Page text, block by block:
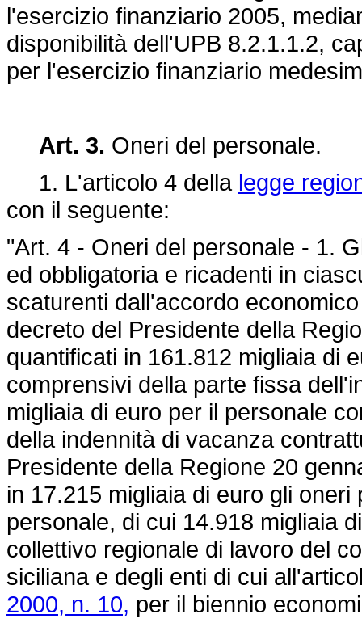
l'esercizio finanziario 2005,
disponibilità dell'UPB 8.2.1.1.2,
per l'esercizio finanziario
Art. 3. Oneri del personale.
1. L'articolo 4 della legge
con il seguente:
"Art. 4 - Oneri del personale - 1.
ed obbligatoria e ricadenti in
scaturenti dall'accordo
decreto del Presidente della
quantificati in 161.812 migliaia di
comprensivi della parte fissa
migliaia di euro per il personale
della indennità di vacanza
Presidente della Regione 20
in 17.215 migliaia di euro gli
personale, di cui 14.918 migliaia
collettivo regionale di lavoro del
siciliana e degli enti di cui
2000, n. 10, per il biennio